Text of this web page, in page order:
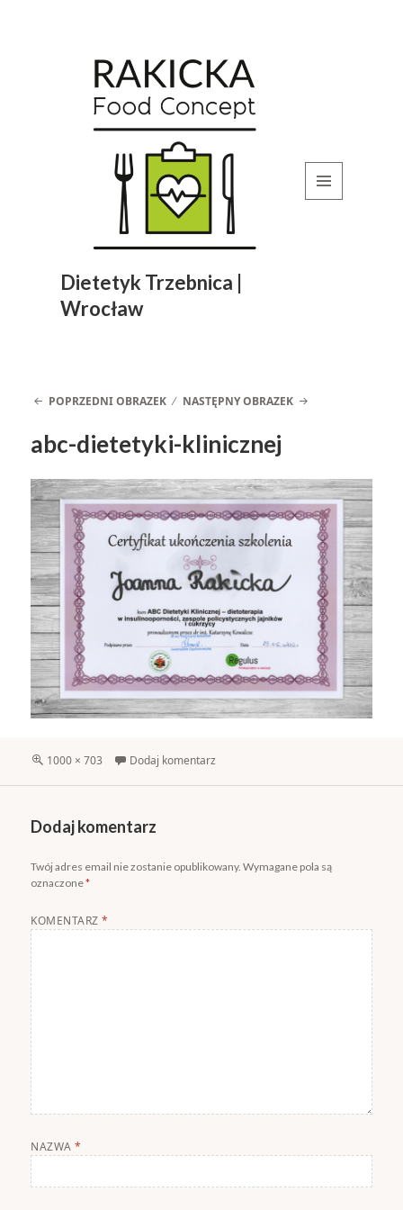
Dietetyk Trzebnica |
Wrocław
POPRZEDNI OBRAZEK NASTĘPNY OBRAZEK
abc-dietetyki-klinicznej
Pełny
1000 × 703 Dodaj komentarz
Dodaj komentarz
Twój adres email nie zostanie opublikowany. Wymagane pola są
oznaczone*
KOMENTARZ*
NAZWA*